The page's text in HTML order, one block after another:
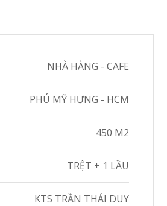
NHÀ HÀNG - CAFE
PHÚ MỸ HƯNG - HCM
450 M2
TRỆT + 1 LẦU
KTS TRẦN THÁI DUY